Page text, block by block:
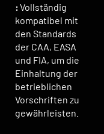
:Vollständig
kompatibel mit
den Standards
der CAA, EASA
und FIA, um die
Einhaltung der
betrieblichen
Vorschriften zu
gewährleisten.